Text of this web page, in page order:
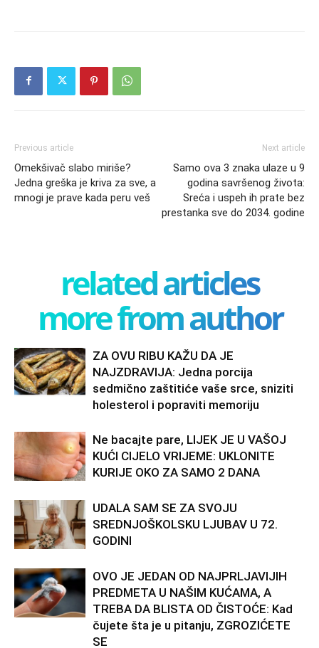
Previous article
Omekšivač slabo miriše?
Jedna greška je kriva za sve, a
mnogi je prave kada peru veš
Next article
Samo ova 3 znaka ulaze u 9
godina savršenog života:
Sreća i uspeh ih prate bez
prestanka sve do 2034. godine
related articles
more from author
ZA OVU RIBU KAŽU DA JE
NAJZDRAVIJA: Jedna porcija
sedmično zaštitiće vaše srce, sniziti
holesterol i popraviti memoriju
Ne bacajte pare, LIJEK JE U VAŠOJ
KUĆI CIJELO VRIJEME: UKLONITE
KURIJE OKO ZA SAMO 2 DANA
UDALA SAM SE ZA SVOJU
SREDNJOŠKOLSKU LJUBAV U 72.
GODINI
OVO JE JEDAN OD NAJPRLJAVIJIH
PREDMETA U NAŠIM KUĆAMA, A
TREBA DA BLISTA OD ČISTOĆE: Kad
čujete šta je u pitanju, ZGROZIĆETE
SE